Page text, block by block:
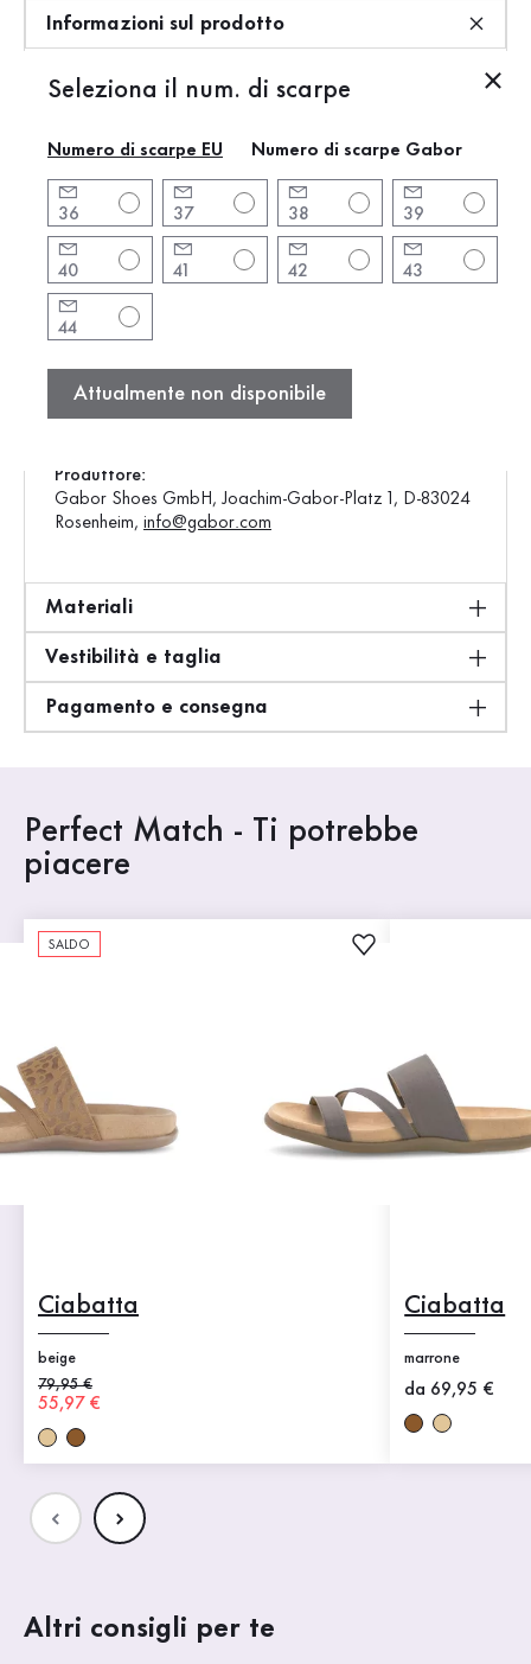
Seleziona il num. di scarpe
Numero di scarpe EU Numero di scarpe Gabor
36 37 38 39
40 41 42 43
44
Attualmente non disponibile
Informazioni sul prodotto
Informazioni sul prodotto
Marchio:Gabor
Forma del tacco: senza tacco
Altezza del tacco:2 cm
Colore: crema
Punta della scarpa:
Chiusura:
Articolo:83.702.81
Produzione: Europa
Produttore:
Gabor Shoes GmbH, Joachim-Gabor-Platz 1, D-83024
Rosenheim, info@gabor.com
Materiali
Vestibilità e taglia
Pagamento e consegna
Perfect Match - Ti potrebbe
piacere
SALDO
Ciabatta
beige
Prezzo precedente
79,95 €
Nuovo prezzo
55,97 €
Ciabatta
marrone
Nuovo prezzo
da 69,95 €
Altri consigli per te